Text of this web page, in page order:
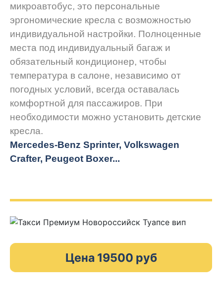
микроавтобус, это персональные
эргономические кресла с возможностью
индивидуальной настройки. Полноценные
места под индивидуальный багаж и
обязательный кондиционер, чтобы
температура в салоне, независимо от
погодных условий, всегда оставалась
комфортной для пассажиров. При
необходимости можно установить детские
кресла.
Mercedes-Benz Sprinter, Volkswagen
Crafter, Peugeot Boxer...
Цена 19500 руб